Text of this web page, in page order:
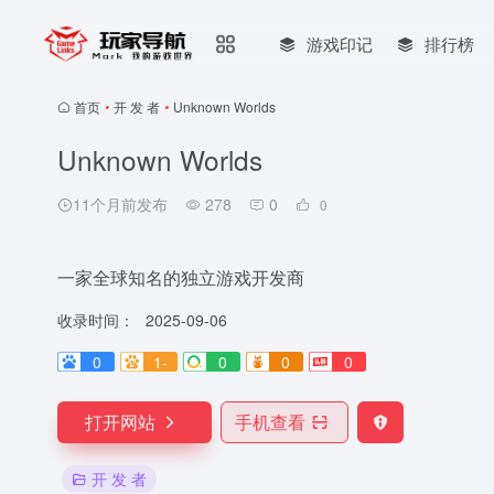
游戏印记 排行榜
首页 • 开 发 者 • Unknown Worlds
Unknown Worlds
11个月前发布 278 0 0
一家全球知名的独立游戏开发商
收录时间：
2025-09-06
0
1- 0 0 0
打开网站 手机查看
开 发 者